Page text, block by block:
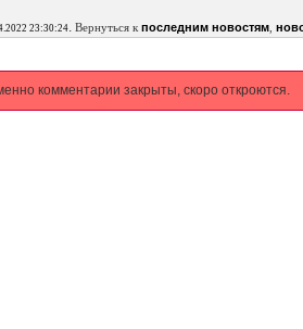
23:30:24. Вернуться к последним новостям
комментарии закрыты, скоро откроются.